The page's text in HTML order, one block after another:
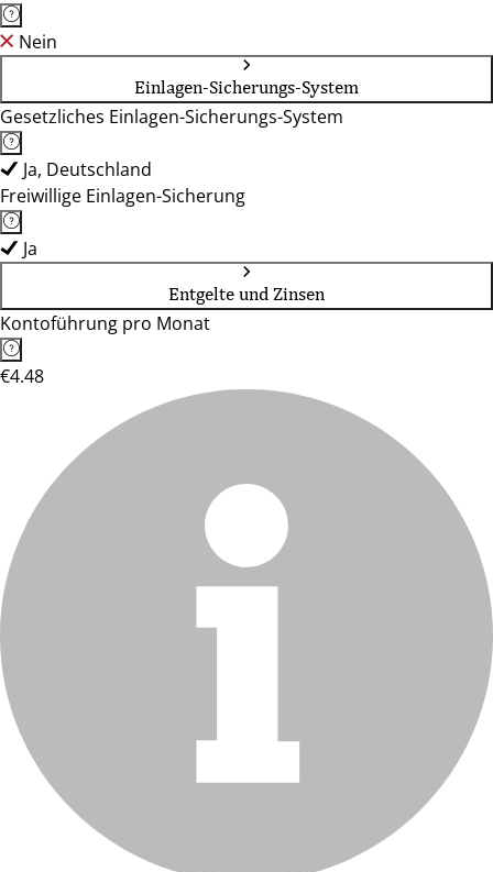
Nein
Einlagen-Sicherungs-System
Gesetzliches Einlagen-Sicherungs-System
Ja, Deutschland
Freiwillige Einlagen-Sicherung
Ja
Entgelte und Zinsen
Kontoführung pro Monat
€4.48